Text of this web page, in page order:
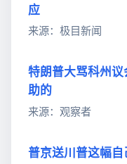
应
来源：极目新闻
特朗普大骂科州
助的
来源：观察者
普京送川普这幅